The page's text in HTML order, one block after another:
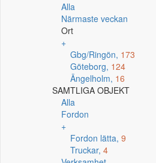
Alla
Närmaste veckan
Ort
+
Gbg/Ringön, 173
Göteborg, 124
Ängelholm, 16
SAMTLIGA OBJEKT
Alla
Fordon
+
Fordon lätta, 9
Truckar, 4